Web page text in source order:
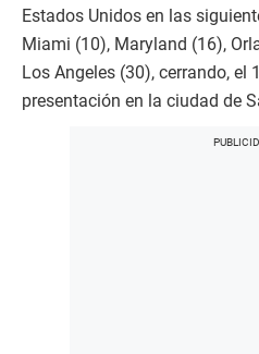
Estados Unidos en las
Miami (10), Maryland (16),
Los Angeles (30), cerrando, el
presentación en la ciudad de